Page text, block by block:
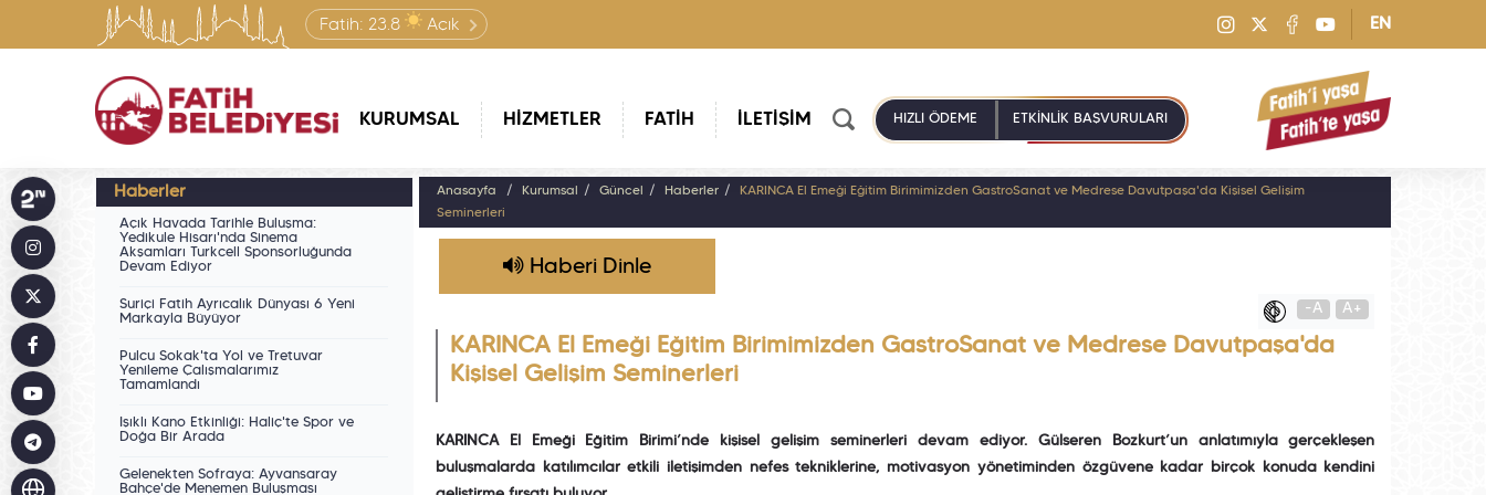
Fatih: 23.8 Açık EN
KURUMSAL HİZMETLER FATİH İLETİŞİM HIZLI ÖDEME ETKİNLİK BAŞVURULARI
Haberler
Açık Havada Tarihle Buluşma:
Yedikule Hisarı'nda Sinema
Akşamları Turkcell Sponsorluğunda
Devam Ediyor
Suriçi Fatih Ayrıcalık Dünyası 6 Yeni
Markayla Büyüyor
Pulcu Sokak'ta Yol ve Tretuvar
Yenileme Çalışmalarımız
Tamamlandı
Işıklı Kano Etkinliği: Haliç'te Spor ve
Doğa Bir Arada
Gelenekten Sofraya: Ayvansaray
Bahçe'de Menemen Buluşması
Anasayfa Kurumsal Güncel Haberler
KARINCA El Emeği Eğitim Birimimizden GastroSanat ve Medrese Davutpaşa'da Kişisel Gelişim
Seminerleri
Haberi Dinle
-A A+
KARINCA El Emeği Eğitim Birimimizden GastroSanat ve Medrese Davutpaşa'da
Kişisel Gelişim Seminerleri
KARINCA El Emeği Eğitim Birimi’nde kişisel gelişim seminerleri devam ediyor. Gülseren Bozkurt’un anlatımıyla gerçekleşen
buluşmalarda katılımcılar etkili iletişimden nefes tekniklerine, motivasyon yönetiminden özgüvene kadar birçok konuda kendini